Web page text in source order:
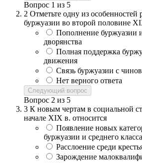
Вопрос 1 из 5
2 Отметьте одну из особенностей
буржуазии во второй половине
Пополнение буржуазии
дворянства
Полная поддержка
движения
Связь буржуазии с
Нет верного ответа
Следующий вопрос
Вопрос 2 из 5
3 К новым чертам в социальной
начале XIX в. относится
Появление новых
буржуазии и среднего класса
Расслоение среди
Зарождение